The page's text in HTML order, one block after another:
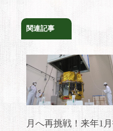
関連記事
月へ再挑戦！来年1